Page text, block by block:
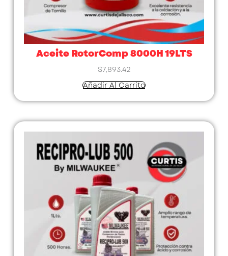
Aceite RotorComp 8000H 19LTS
$7,893.42
Añadir Al Carrito